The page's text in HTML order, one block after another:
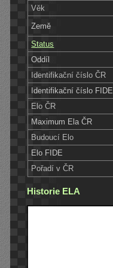
Věk
Země
Status
Oddíl
Identifikační číslo ČR
Identifikační číslo FIDE
Elo ČR
Maximum Ela ČR
Budoucí Elo
Elo FIDE
Pořadí v ČR
Historie ELA